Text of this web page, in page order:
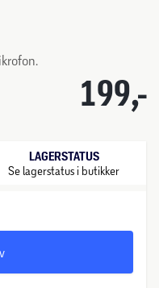
199,-
LAGERSTATUS
Se lagerstatus i butikker